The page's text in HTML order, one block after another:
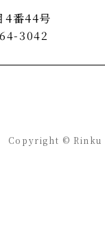
4番44号
3042
Copyright © Rinku